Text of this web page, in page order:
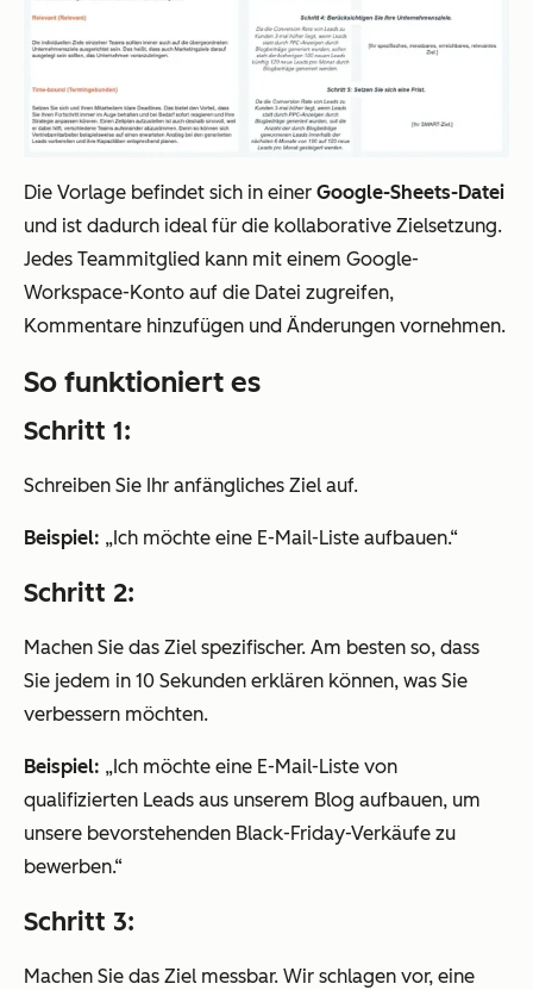
Die Vorlage befindet sich in einer Google-Sheets-Datei
und ist dadurch ideal für die kollaborative Zielsetzung.
Jedes Teammitglied kann mit einem Google-
Workspace-Konto auf die Datei zugreifen,
Kommentare hinzufügen und Änderungen vornehmen.
So funktioniert es
Schritt 1:
Schreiben Sie Ihr anfängliches Ziel auf.
Beispiel: „Ich möchte eine E-Mail-Liste aufbauen.“
Schritt 2:
Machen Sie das Ziel spezifischer. Am besten so, dass
Sie jedem in 10 Sekunden erklären können, was Sie
verbessern möchten.
Beispiel: „Ich möchte eine E-Mail-Liste von
qualifizierten Leads aus unserem Blog aufbauen, um
unsere bevorstehenden Black-Friday-Verkäufe zu
bewerben.“
Schritt 3:
Machen Sie das Ziel messbar. Wir schlagen vor, eine